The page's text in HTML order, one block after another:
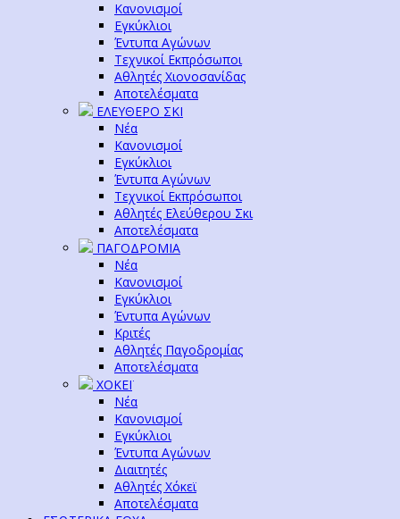
Κανονισμοί
Εγκύκλιοι
Έντυπα Αγώνων
Τεχνικοί Εκπρόσωποι
Αθλητές Χιονοσανίδας
Αποτελέσματα
ΕΛΕΥΘΕΡΟ ΣΚΙ
Νέα
Κανονισμοί
Εγκύκλιοι
Έντυπα Αγώνων
Τεχνικοί Εκπρόσωποι
Αθλητές Ελεύθερου Σκι
Αποτελέσματα
ΠΑΓΟΔΡΟΜΙΑ
Νέα
Κανονισμοί
Εγκύκλιοι
Έντυπα Αγώνων
Κριτές
Αθλητές Παγοδρομίας
Αποτελέσματα
ΧΟΚΕΪ
Νέα
Κανονισμοί
Εγκύκλιοι
Έντυπα Αγώνων
Διαιτητές
Αθλητές Χόκεϊ
Αποτελέσματα